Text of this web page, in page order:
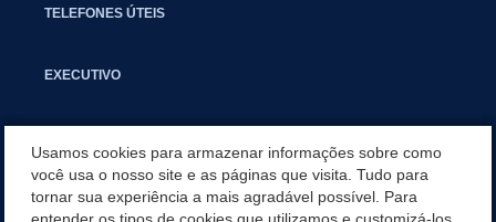
TELEFONES ÚTEIS
EXECUTIVO
APLICATIVO
Usamos cookies para armazenar informações sobre como
você usa o nosso site e as páginas que visita. Tudo para
tornar sua experiência a mais agradável possível. Para